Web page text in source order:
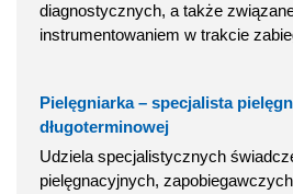
diagnostycznych, a także
instrumentowaniem w trakcie
Pielęgniarka – specjalista
długoterminowej
Udziela specjalistycznych
pielęgnacyjnych,